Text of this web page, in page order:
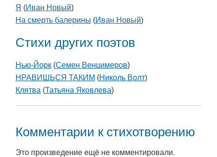
Я (Иван Новый)
На смерть балерины (Иван Новый)
Стихи других поэтов
Нью-Йорк (Семен Венцимеров)
НРАВИШЬСЯ ТАКИМ (Николь Волт)
Клятва (Татьяна Яковлева)
Комментарии к стихотворению
Это произведение ещё не комментировали.